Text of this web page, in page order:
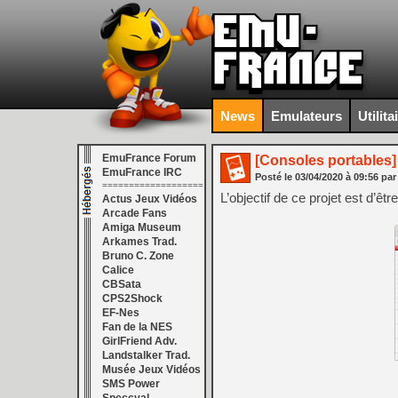
News Emulateurs
EmuFrance Forum
EmuFrance IRC
===================
Actus Jeux Vidéos
Arcade Fans
Amiga Museum
Arkames Trad.
Bruno C. Zone
Calice
CBSata
CPS2Shock
EF-Nes
Fan de la NES
GirlFriend Adv.
Landstalker Trad.
Musée Jeux Vidéos
SMS Power
[Consoles portables]
Posté le 03/04/2020 à 09:56 par
L’objectif de ce projet est